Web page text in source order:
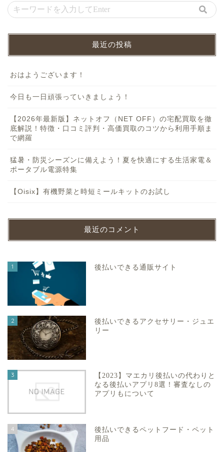
最近の投稿
おはようございます！
今日も一日頑張っていきましょう！
【2026年最新版】ネットオフ（NET OFF）の宅配買取を徹
底解説！特徴・口コミ評判・高価買取のコツから利用手順ま
で網羅
猛暑・防災シーズンに備えよう！夏を快適にする生活家電＆
ポータブル電源特集
【Oisix】有機野菜と時短ミールキットのお試し
最近のコメント
1 後払いできる通販サイト
2
後払いできるアクセサリー・ジュエ
リー
3
【2023】マエカリ後払いの代わりと
なる後払いアプリ8選！審査なしの
アプリもについて
4
後払いできるペットフード・ペット
用品